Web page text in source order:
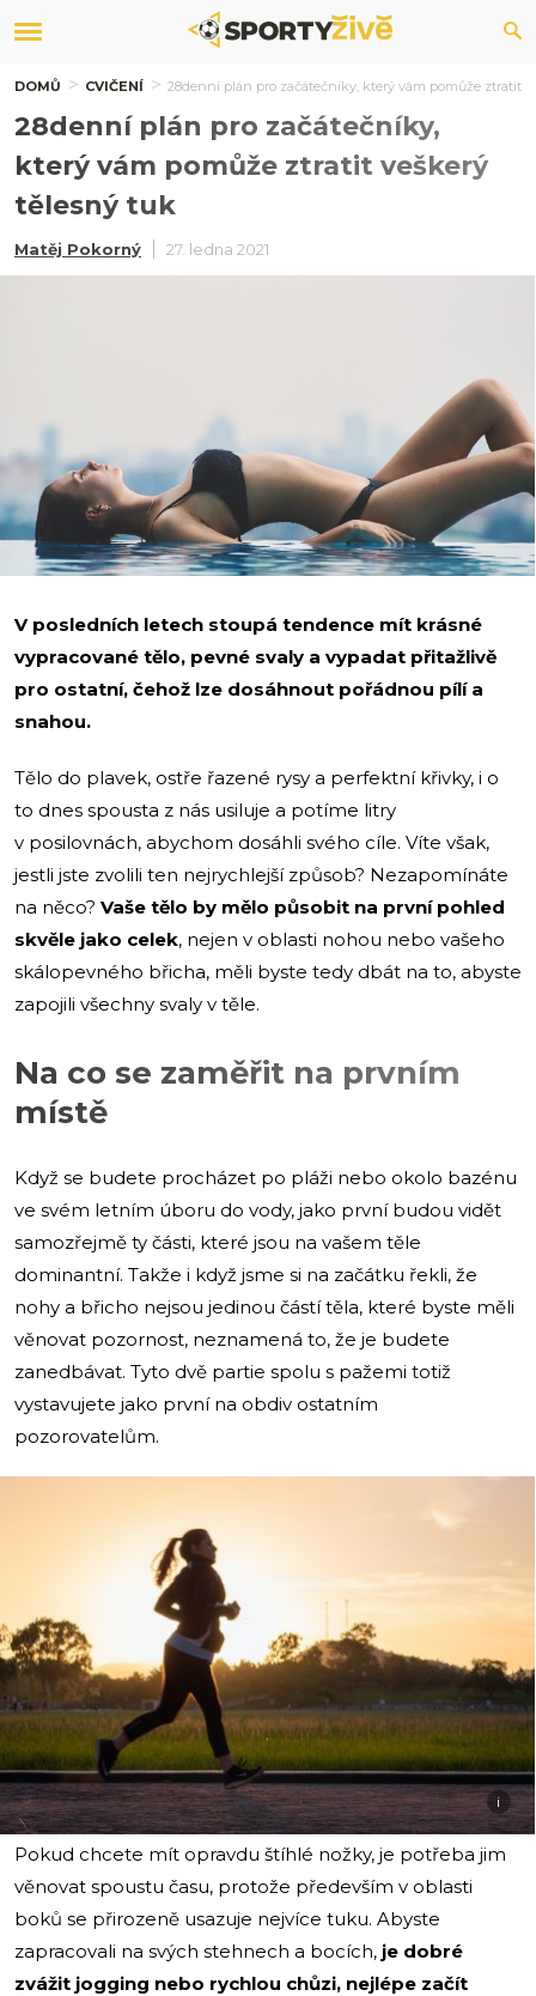
DOMŮ CVIČENÍ 28denní plán pro začátečníky, který vám pomůže ztratit
28denní plán pro začátečníky,
který vám pomůže ztratit veškerý
tělesný tuk
Matěj Pokorný 27. ledna 2021
V posledních letech stoupá tendence mít krásné
vypracované tělo, pevné svaly a vypadat přitažlivě
pro ostatní, čehož lze dosáhnout pořádnou pílí a
snahou.
Tělo do plavek, ostře řazené rysy a perfektní křivky, i o
to dnes spousta z nás usiluje a potíme litry
v posilovnách, abychom dosáhli svého cíle. Víte však,
jestli jste zvolili ten nejrychlejší způsob? Nezapomínáte
na něco? Vaše tělo by mělo působit na první pohled
skvěle jako celek, nejen v oblasti nohou nebo vašeho
skálopevného břicha, měli byste tedy dbát na to, abyste
zapojili všechny svaly v těle.
Na co se zaměřit na prvním
místě
Když se budete procházet po pláži nebo okolo bazénu
ve svém letním úboru do vody, jako první budou vidět
samozřejmě ty části, které jsou na vašem těle
dominantní. Takže i když jsme si na začátku řekli, že
nohy a břicho nejsou jedinou částí těla, které byste měli
věnovat pozornost, neznamená to, že je budete
zanedbávat. Tyto dvě partie spolu s pažemi totiž
vystavujete jako první na obdiv ostatním
pozorovatelům.
i
Pokud chcete mít opravdu štíhlé nožky, je potřeba jim
věnovat spoustu času, protože především v oblasti
boků se přirozeně usazuje nejvíce tuku. Abyste
zapracovali na svých stehnech a bocích, je dobré
zvážit jogging nebo rychlou chůzi, nejlépe začít